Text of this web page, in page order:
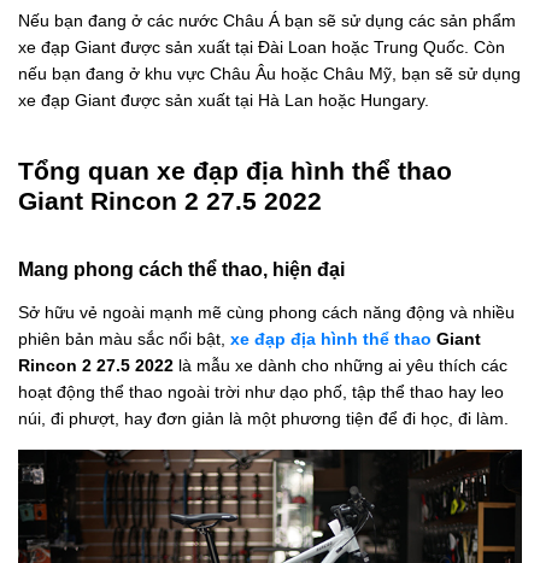
Nếu bạn đang ở các nước Châu Á bạn sẽ sử dụng các sản phẩm
xe đạp Giant được sản xuất tại Đài Loan hoặc Trung Quốc. Còn
nếu bạn đang ở khu vực Châu Âu hoặc Châu Mỹ, bạn sẽ sử dụng
xe đạp Giant được sản xuất tại Hà Lan hoặc Hungary.
Tổng quan xe đạp địa hình thể thao
Giant Rincon 2 27.5 2022
Mang phong cách thể thao, hiện đại
Sở hữu vẻ ngoài mạnh mẽ cùng phong cách năng động và nhiều
phiên bản màu sắc nổi bật, xe đạp địa hình thể thao Giant
Rincon 2 27.5 2022 là mẫu xe dành cho những ai yêu thích các
hoạt động thể thao ngoài trời như dạo phố, tập thể thao hay leo
núi, đi phượt, hay đơn giản là một phương tiện để đi học, đi làm.